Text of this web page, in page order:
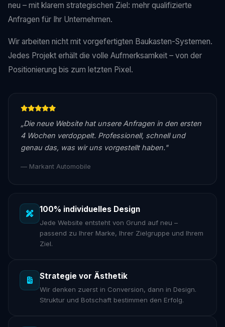
neu – mit klarem strategischen Ziel: mehr qualifizierte
Anfragen für Ihr Unternehmen.
Wir arbeiten nicht mit vorgefertigten Baukasten-Systemen.
Jedes Projekt erhält die volle Aufmerksamkeit – von der
Positionierung bis zum letzten Pixel.
„Die neue Website hat unsere Anfragen in den ersten
4 Wochen verdoppelt. Professionell, schnell und
genau das, was wir uns vorgestellt haben."
— Markant Automobile
100% individuelles Design
Jede Website entsteht von Grund auf neu –
passend zu Ihrer Marke, Ihrer Zielgruppe und Ihrem
Ziel.
Strategie vor Ästhetik
Wir denken zuerst in Conversion, dann in Design.
Struktur und Botschaft bestimmen den Erfolg.